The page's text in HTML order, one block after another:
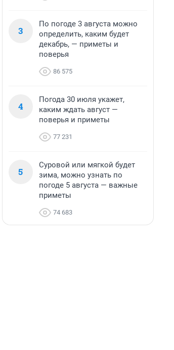
3
По погоде 3 августа можно
определить, каким будет
декабрь, — приметы и
поверья
86 575
4
Погода 30 июля укажет,
каким ждать август —
поверья и приметы
77 231
5
Суровой или мягкой будет
зима, можно узнать по
погоде 5 августа — важные
приметы
74 683